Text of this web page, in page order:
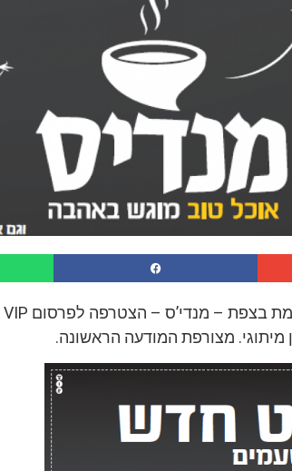
מיתוגי. מצורפת המודעה הראשונה.